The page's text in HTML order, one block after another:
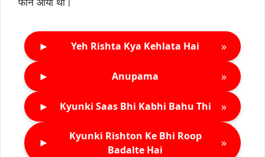
फोन आया था।
► Yeh Rishta Kya Kehlata Hai »
► Anupama »
► Kyunki Saas Bhi Kabhi Bahu Thi »
►
Kyunki Rishton Ke Bhi Roop
Badalte Hai
»